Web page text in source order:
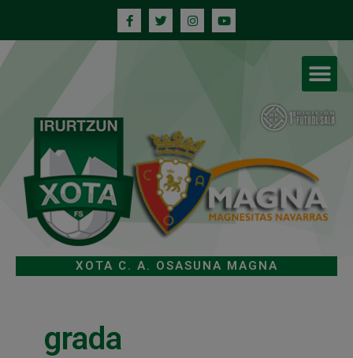
XOTA C. A. OSASUNA MAGNA
grada